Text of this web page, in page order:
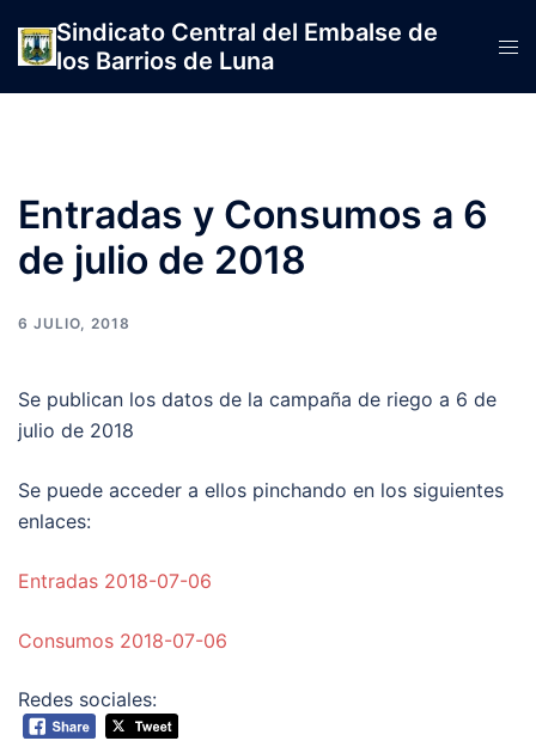
contenido
Sindicato Central del Embalse de
los Barrios de Luna
Entradas y Consumos a 6
de julio de 2018
6 JULIO, 2018
Se publican los datos de la campaña de riego a 6 de
julio de 2018
Se puede acceder a ellos pinchando en los siguientes
enlaces:
Entradas 2018-07-06
Consumos 2018-07-06
Redes sociales: